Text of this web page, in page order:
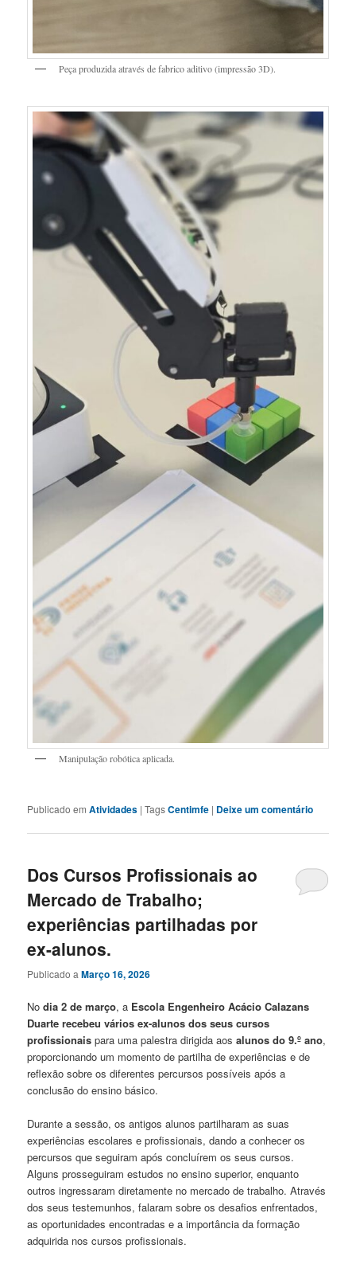
Peça produzida através de fabrico aditivo (impressão 3D).
Manipulação robótica aplicada.
Publicado em Atividades |TagsCentimfe | Deixe um comentário
Dos Cursos Profissionais ao
Mercado de Trabalho;
experiências partilhadas por
ex-alunos.
Publicado aMarço 16, 2026
Nodia 2 de março, a Escola Engenheiro Acácio Calazans
Duarte recebeu vários ex-alunos dos seus cursos
profissionais para uma palestra dirigida aosalunos do 9.º ano,
proporcionando um momento de partilha de experiências e de
reflexão sobre os diferentes percursos possíveis após a
conclusão do ensino básico.
Durante a sessão, os antigos alunos partilharam as suas
experiências escolares e profissionais, dando a conhecer os
percursos que seguiram após concluírem os seus cursos.
Alguns prosseguiram estudos no ensino superior, enquanto
outros ingressaram diretamente no mercado de trabalho. Através
dos seus testemunhos, falaram sobre os desafios enfrentados,
as oportunidades encontradas e a importância da formação
adquirida nos cursos profissionais.